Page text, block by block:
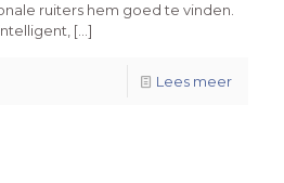
ruiters hem goed te vinden.
[…]
Lees meer